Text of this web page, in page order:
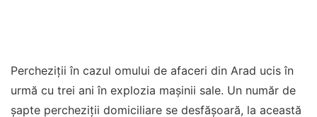
Percheziţii în cazul omului de afaceri din Arad ucis în
urmă cu trei ani în explozia maşinii sale. Un număr de
șapte percheziții domiciliare se desfășoară, la această